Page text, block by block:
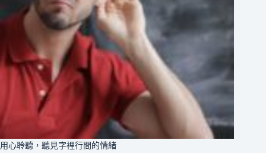
用心聆聽，聽見字裡行間的情緒